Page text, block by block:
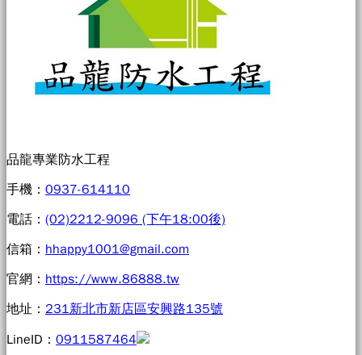
品龍專業防水工程
手機： 0937-614110
電話： (02)2212-9096 (下午18:00後)
信箱： hhappy1001@gmail.com
官網： https://www.86888.tw
地址： 231新北市新店區安興路135號
LineID： 0911587464